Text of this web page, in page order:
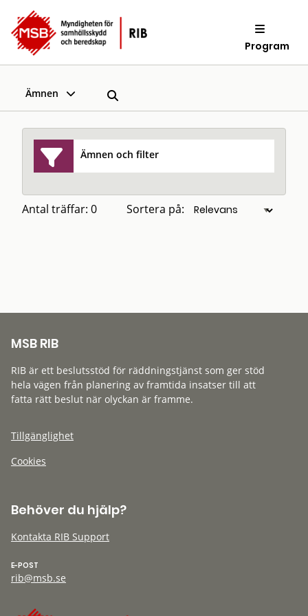
Program
Ämnen
Ämnen och filter
Antal träffar: 0 Sortera på:
MSB RIB
RIB är ett beslutsstöd för räddningstjänst som ger stöd
hela vägen från planering av framtida insatser till att
fatta rätt beslut när olyckan är framme.
Tillgänglighet
Cookies
Behöver du hjälp?
Kontakta RIB Support
E-POST
rib@msb.se